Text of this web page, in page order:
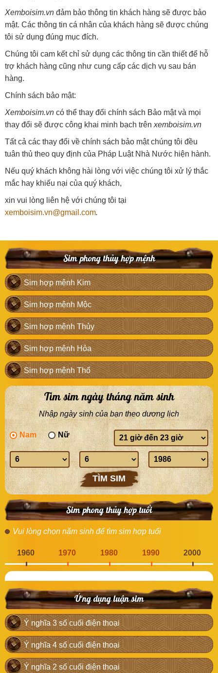
Xemboisim.vn đảm bảo thông tin khách hàng sẽ được bảo
mật. Các thông tin cá nhân của khách hàng sẽ được chúng
tôi sử dụng đúng mục đích.
Chúng tôi cam kết chỉ sử dụng các thông tin cần thiết để hỗ
trợ khách hàng cũng như cung cấp các dịch vụ sau bán
hàng.
Chính sách bảo mật:
Xemboisim.vn có thể thay đổi chính sách Bảo mật và mọi
thay đổi sẽ được công khai minh bạch trên xemboisim.vn
Tất cả các thay đổi về chính sách bảo mật chúng tôi đều
tuân thủ theo quy định của Pháp Luật Nhà Nước hiện hành.
Nếu quý khách không hài lòng với việc chúng tôi xử lý thắc
mắc hay khiếu nại của quý khách,
xin vui lòng liên hệ với chúng tôi tại
xemboisim.vn@gmail.com.
Sim phong thủy hợp mệnh
Sim hợp mệnh Kim
Sim hợp mệnh Mộc
Sim hợp mệnh Thủy
Sim hợp mệnh Hỏa
Sim hợp mệnh Thổ
Tìm sim ngày tháng năm sinh
Nhập ngày sinh của bạn theo dương lịch
Nam Nữ Giờ
sinh
Ngày
sinh
Tháng
sinh
Năm
sinh
TÌM SIM
Sim phong thủy hợp tuổi
Vui lòng chọn năm sinh để tìm sim hợp tuổi
1960 1970 1980 1990 2000
Ứng dụng luận sim
Ý nghĩa 3 số cuối điện thoại
Ý nghĩa 4 số cuối điện thoại
Ý nghĩa 2 số cuối điện thoại